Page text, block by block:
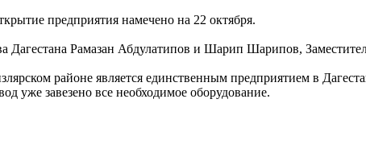
предприятия намечено на 22 октября.
Рамазан Абдулатипов и Шарип Шарипов,
районе является единственным предприятием в
уже завезено все необходимое оборудование.